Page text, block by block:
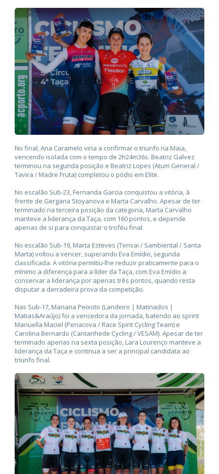
No final, Ana Caramelo viria a confirmar o triunfo na Maia,
vencendo isolada com o tempo de 2h24m36s. Beatriz Galvez
terminou na segunda posição e Beatriz Lopes (Atum General /
Tavira / Madre Fruta) completou o pódio em Elite.
No escalão Sub-23, Fernanda Garcia conquistou a vitória, à
frente de Gergana Stoyanova e Marta Carvalho. Apesar de ter
terminado na terceira posição da categoria, Marta Carvalho
manteve a liderança da Taça, com 160 pontos, e depende
apenas de si para conquistar o troféu final.
No escalão Sub-19, Marta Esteves (Tensai / Sambiental / Santa
Marta) voltou a vencer, superando Eva Emídio, segunda
classificada. A vitória permitiu-lhe reduzir praticamente para o
mínimo a diferença para a líder da Taça, com Eva Emídio a
conservar a liderança por apenas três pontos, quando resta
disputar a derradeira prova da competição.
Nas Sub-17, Mariana Peixoto (Landeiro | Matinados |
Matias&Araújo) foi a vencedora da jornada, batendo ao sprint
Manuella Maciel (Penacova / Race Spirit Cycling Team) e
Carolina Bernardo (Cantanhede Cycling / VESAM). Apesar de ter
terminado apenas na sexta posição, Lara Lourenço manteve a
liderança da Taça e continua a ser a principal candidata ao
triunfo final.